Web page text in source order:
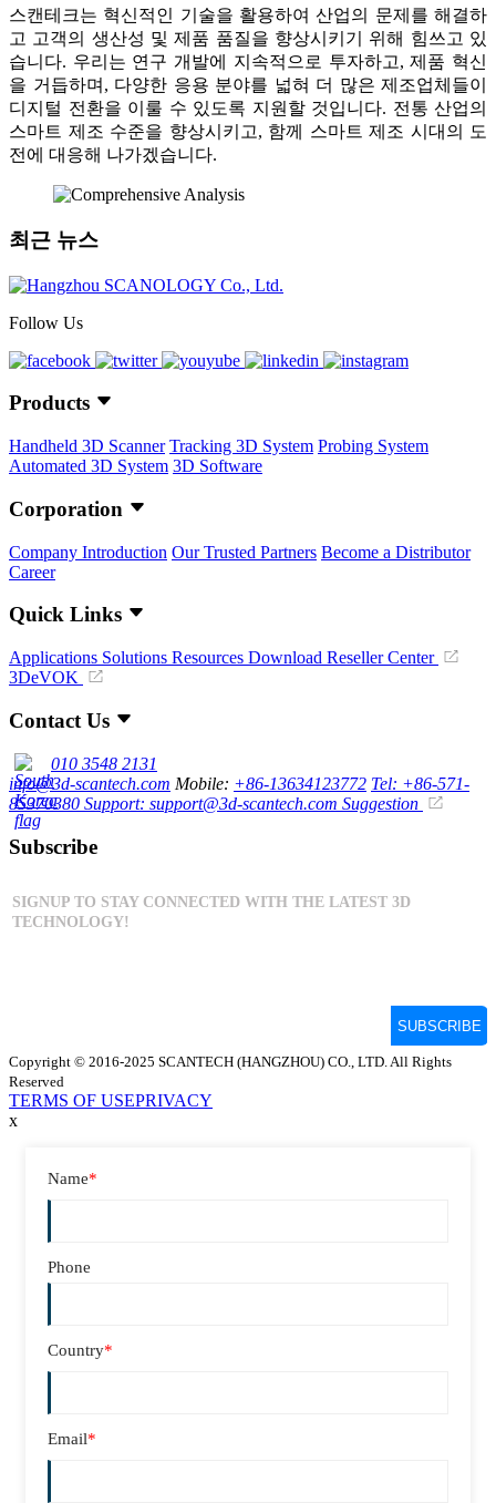
스캔테크는 혁신적인 기술을 활용하여 산업의 문제를 해결하
고 고객의 생산성 및 제품 품질을 향상시키기 위해 힘쓰고 있
습니다. 우리는 연구 개발에 지속적으로 투자하고, 제품 혁신
을 거듭하며, 다양한 응용 분야를 넓혀 더 많은 제조업체들이
디지털 전환을 이룰 수 있도록 지원할 것입니다. 전통 산업의
스마트 제조 수준을 향상시키고, 함께 스마트 제조 시대의 도
전에 대응해 나가겠습니다.
최근 뉴스
Follow Us
Products
Handheld 3D Scanner Tracking 3D System Probing System
Automated 3D System 3D Software
Corporation
Company Introduction Our Trusted Partners Become a Distributor
Career
Quick Links
Applications Solutions Resources Download Reseller Center
3DeVOK
Contact Us
010 3548 2131
info@3d-scantech.com Mobile: +86-13634123772 Tel: +86-571-
85370380 Support: support@3d-scantech.com Suggestion
Subscribe
Copyright © 2016-2025 SCANTECH (HANGZHOU) CO., LTD. All Rights
Reserved
TERMS OF USEPRIVACY
x
Name*
Phone
Country*
Email*